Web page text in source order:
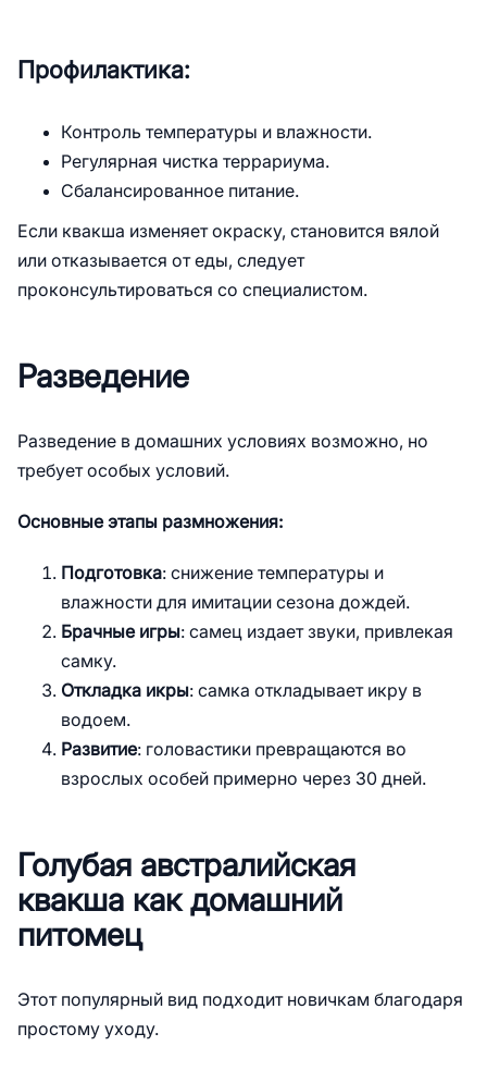
Профилактика:
Контроль температуры и влажности.
Регулярная чистка террариума.
Сбалансированное питание.
Если квакша изменяет окраску, становится вялой
или отказывается от еды, следует
проконсультироваться со специалистом.
Разведение
Разведение в домашних условиях возможно, но
требует особых условий.
Основные этапы размножения:
Подготовка: снижение температуры и
влажности для имитации сезона дождей.
Брачные игры: самец издает звуки, привлекая
самку.
Откладка икры: самка откладывает икру в
водоем.
Развитие: головастики превращаются во
взрослых особей примерно через 30 дней.
Голубая австралийская
квакша как домашний
питомец
Этот популярный вид подходит новичкам благодаря
простому уходу.